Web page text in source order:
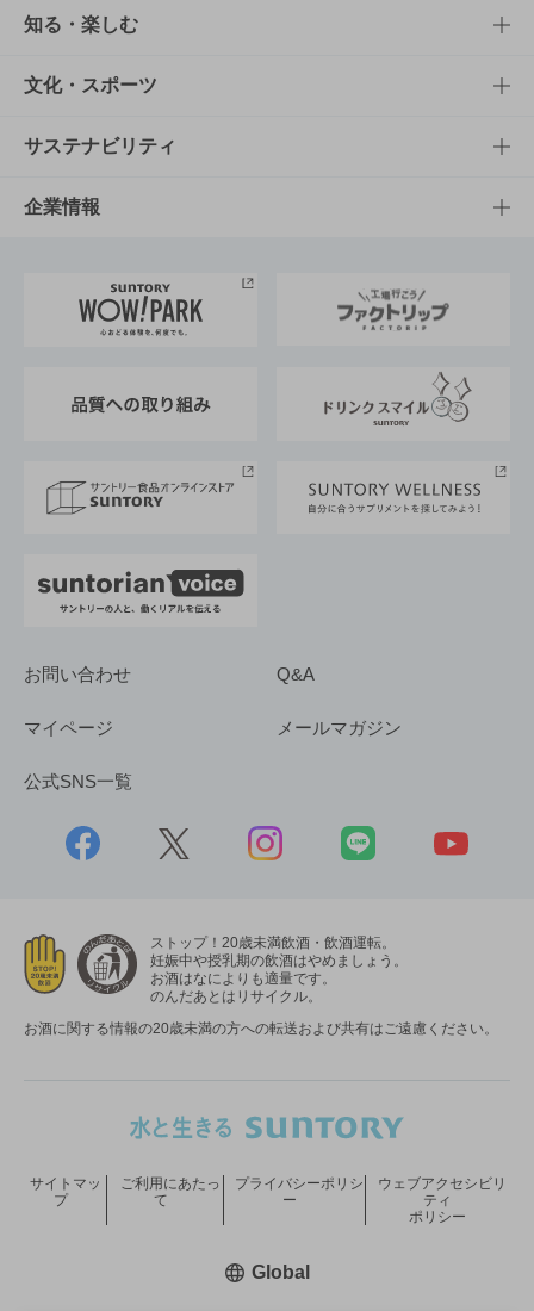
商品TOP
商品一覧
商品発売情報
栄養成分一覧
知る・楽しむ
知る・楽しむTOP
キャンペーン
工場見学
地域情報
文化・スポーツ
文化・スポーツTOP
サントリーホール
サントリーサンバーズ大阪
サステナビリティ
サステナビリティTOP
サントリーが考えるサステナビリティ経営
企業情報
企業概要
採用情報
お問い合わせ Q&A
マイページ メールマガジン
公式SNS一覧
ストップ！20歳未満飲酒・飲酒運転。
妊娠中や授乳期の飲酒はやめましょう。
お酒はなによりも適量です。
のんだあとはリサイクル。
お酒に関する情報の20歳未満の方への転送および共有はご遠慮ください。
サイトマッ
プ
ご利用にあたっ
て
プライバシーポリシ
ー
ウェブアクセシビリ
ティ
ポリシー
Global新しいウィンドウで開く